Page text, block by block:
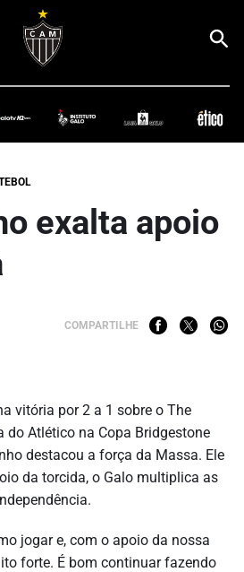
exalta apoio
COMPARTILHE
vitória por 2 a 1 sobre o The
do Atlético na Copa Bridgestone
destacou a força da Massa. Ele
da torcida, o Galo multiplica as
jogar e, com o apoio da nossa
forte. É bom continuar fazendo